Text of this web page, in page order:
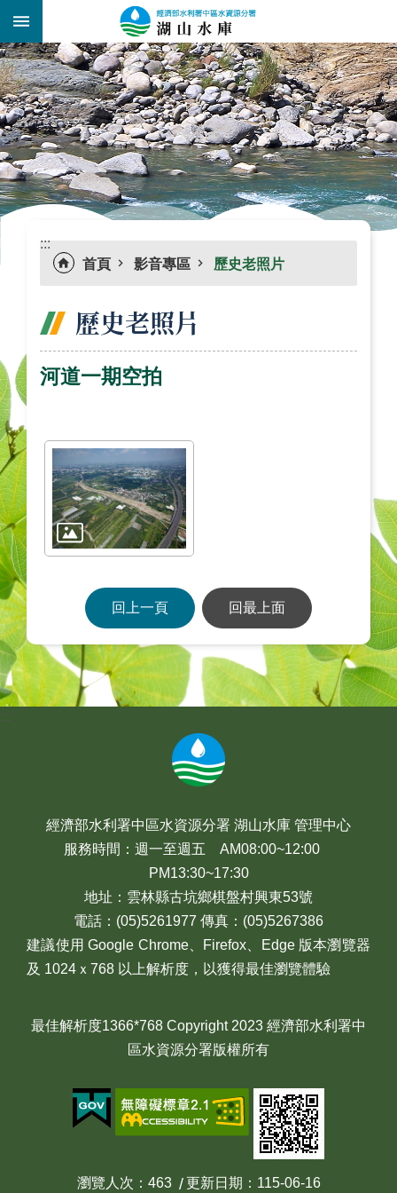
跳到主要內容區塊
::: _
:::
首頁
影音專區 歷史老照片
歷史老照片
河道一期空拍
回上一頁 回最上面
:::
經濟部水利署中區水資源分署 湖山水庫 管理中心
服務時間：週一至週五 AM08:00~12:00
PM13:30~17:30
地址：雲林縣古坑鄉棋盤村興東53號
電話：(05)5261977 傳真：(05)5267386
建議使用 Google Chrome、Firefox、Edge 版本瀏覽器
及 1024ｘ768 以上解析度，以獲得最佳瀏覽體驗
最佳解析度1366*768 Copyright 2023 經濟部水利署中
區水資源分署版權所有
瀏覽人次 463 更新日期 115-06-16